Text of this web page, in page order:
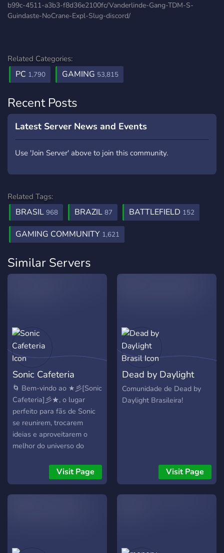
b99c-4511-a3b3-f8d36e2100fc/Vanderlinde-Gang-TDM-S-
Guindaste-NoCrane-Expl-Slug-discord/
Related Categories:
PC 1,790 GAMING 53,815
Recent Posts
Latest Server News and Events
Use 'Join Server' above to join this community.
Related Tags:
BRASIL 968 BRAZIL 87 BATTLEFIELD 152
GAMING COMMUNITY 1,621
Similar Servers
Sonic Cafeteria
🌀 Bem-vindo ao ★彡[Sonic
Cafeteria]彡★, o lugar
perfeito para fãs de Sonic
se reunirem, trocarem
ideias e aproveitarem o
melhor do universo do
mundo! 🌟 🍩 O que você
encontra aqui? 🎮
Discussões sobre jogos
criatividade. 🎵 Música,
Visit Page
Dead by Daylight
Brasil
Comunidade de Dead by
Daylight Brasileira!
Visit Page